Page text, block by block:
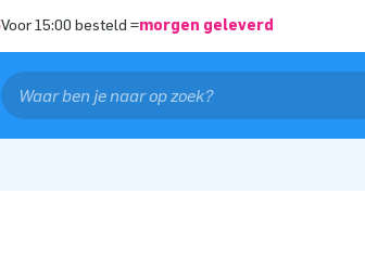
Voor 15:00 besteld =morgen geleverd